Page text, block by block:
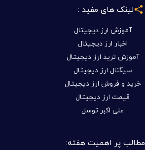
لینک های مفید :
آموزش ارز دیجیتال
اخبار ارز دیجیتال
آموزش ترید ارز دیجیتال
سیگنال ارز دیجیتال
خرید و فروش ارز دیجیتال
قیمت ارز دیجیتال
علی اکبر توسل
مطالب پر اهمیت هفته: